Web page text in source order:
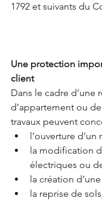
1792 et suivants du
Une protection
client
Dans le cadre d’une
d’appartement ou
travaux peuvent
l’ouverture
la modification
électriques ou
la création
la reprise de